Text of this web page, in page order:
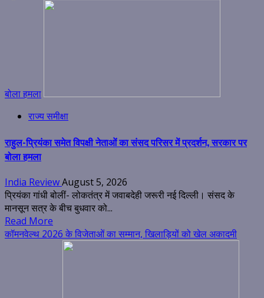
बोला हमला
राज्य समीक्षा
राहुल-प्रियंका समेत विपक्षी नेताओं का संसद परिसर में प्रदर्शन, सरकार पर
बोला हमला
India ReviewAugust 5, 2026
प्रियंका गांधी बोलीं- लोकतंत्र में जवाबदेही जरूरी नई दिल्ली। संसद के
मानसून सत्र के बीच बुधवार को...
Read More
कॉमनवेल्थ 2026 के विजेताओं का सम्मान, खिलाड़ियों को खेल अकादमी